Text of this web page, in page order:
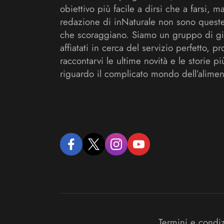
obiettivo più facile a dirsi che a farsi,
redazione di inNaturale non sono
che scoraggiano. Siamo un gruppo di
affiatati in cerca del servizio perfetto,
raccontarvi le ultime novità e le storie
riguardo il complicato mondo
facebooktwitter instagramyoutube